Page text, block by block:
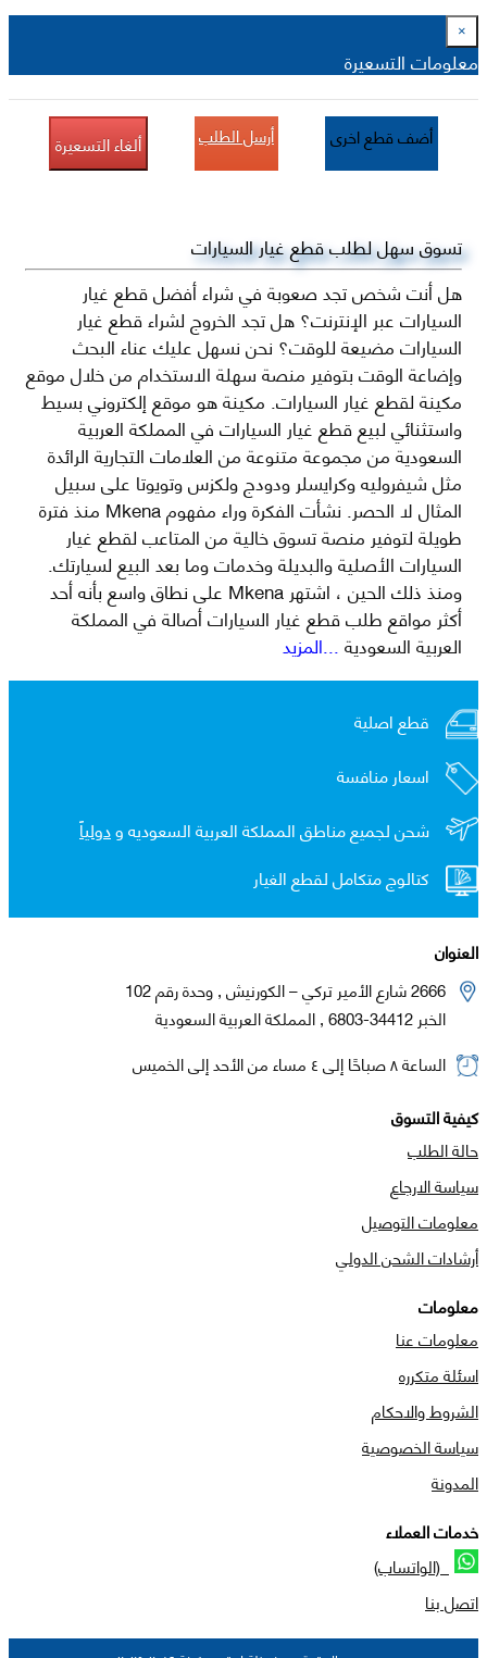
×
معلومات التسعيرة
أضف قطع اخرى أرسل الطلب ألغاء التسعيرة
تسوق سهل لطلب قطع غيار السيارات
هل أنت شخص تجد صعوبة في شراء أفضل قطع غيار
السيارات عبر الإنترنت؟ هل تجد الخروج لشراء قطع غيار
السيارات مضيعة للوقت؟ نحن نسهل عليك عناء البحث
وإضاعة الوقت بتوفير منصة سهلة الاستخدام من خلال موقع
مكينة لقطع غيار السيارات. مكينة هو موقع إلكتروني بسيط
واستثنائي لبيع قطع غيار السيارات في المملكة العربية
السعودية من مجموعة متنوعة من العلامات التجارية الرائدة
مثل شيفروليه وكرايسلر ودودج ولكزس وتويوتا على سبيل
المثال لا الحصر. نشأت الفكرة وراء مفهوم Mkena منذ فترة
طويلة لتوفير منصة تسوق خالية من المتاعب لقطع غيار
السيارات الأصلية والبديلة وخدمات وما بعد البيع لسيارتك.
ومنذ ذلك الحين ، اشتهر Mkena على نطاق واسع بأنه أحد
أكثر مواقع طلب قطع غيار السيارات أصالة في المملكة
العربية السعودية...المزيد
قطع اصلية
اسعار منافسة
شحن لجميع مناطق المملكة العربية السعوديه ودولياً
كتالوج متكامل لقطع الغيار
العنوان
2666 شارع الأمير تركي – الكورنيش , وحدة رقم 102
الخبر 34412-6803 , المملكة العربية السعودية
الساعة ٨ صباحًا إلى ٤ مساء من الأحد إلى الخميس
كيفية التسوق
حالة الطلب
سياسة الارجاع
معلومات التوصيل
أرشادات الشحن الدولي
معلومات
معلومات عنا
اسئلة متكرره
الشروط والاحكام
سياسة الخصوصية
المدونة
خدمات العملاء
(الواتساب)
اتصل بنا